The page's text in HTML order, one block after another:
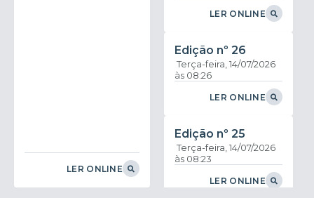
LER ONLINE
LER ONLINE
Edição nº 26
Terça-feira 14/07/2026
08:26
LER ONLINE
Edição nº 25
Terça-feira 14/07/2026
08:23
LER ONLINE